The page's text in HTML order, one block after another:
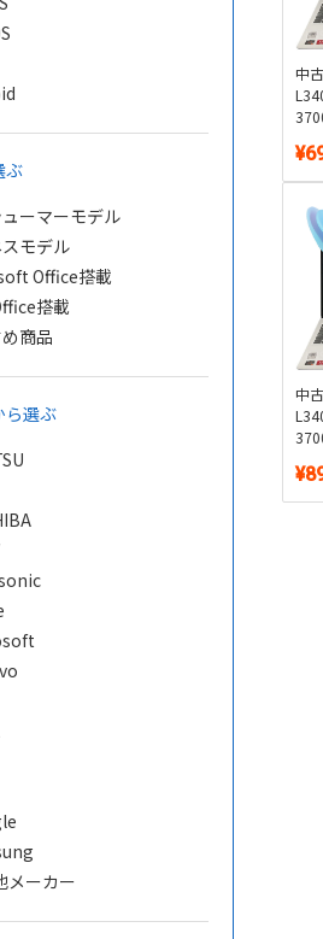
ぶ
ーマーモデル
モデル
Office搭載
搭載
商品
ら選ぶ
メーカー
中
ー
11
中
ー
11